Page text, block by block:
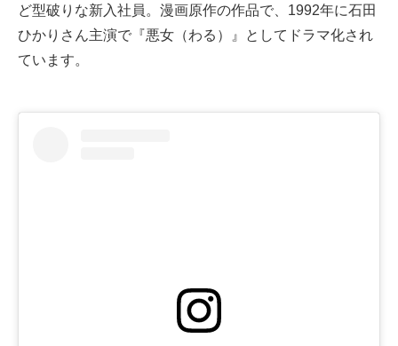
ど型破りな新入社員。漫画原作の作品で、1992年に石田
ひかりさん主演で『悪女（わる）』としてドラマ化され
ています。